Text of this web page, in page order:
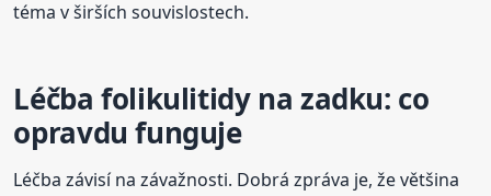
téma v širších souvislostech.
Léčba folikulitidy na zadku: co
opravdu funguje
Léčba závisí na závažnosti. Dobrá zpráva je, že většina